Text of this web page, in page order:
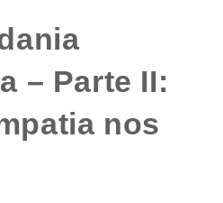
– Parte II:
nos